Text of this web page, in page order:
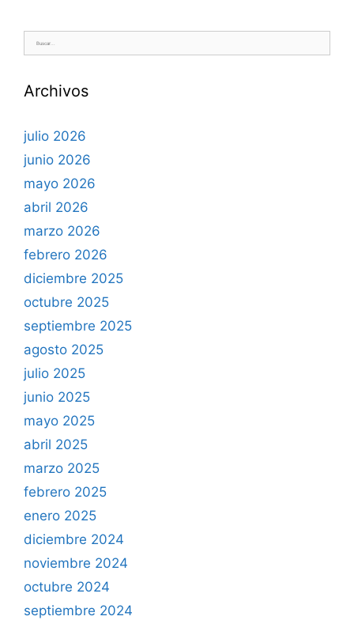
Buscar:
Archivos
julio 2026
junio 2026
mayo 2026
abril 2026
marzo 2026
febrero 2026
diciembre 2025
octubre 2025
septiembre 2025
agosto 2025
julio 2025
junio 2025
mayo 2025
abril 2025
marzo 2025
febrero 2025
enero 2025
diciembre 2024
noviembre 2024
octubre 2024
septiembre 2024